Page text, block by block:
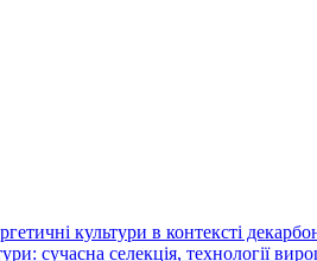
культури в контексті
сучасна селекція, технології